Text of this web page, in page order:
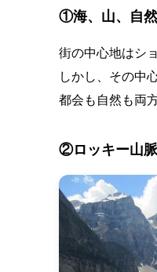
①海、山、自
街の中心地はシ
しかし、その中
都会も自然も両
②ロッキー山